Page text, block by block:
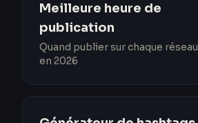
Meilleure heure de
publication
Quand publier sur chaque réseau
en 2026